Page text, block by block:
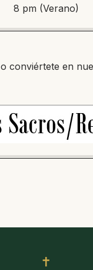
8 pm (Verano)
o conviértete en
✝